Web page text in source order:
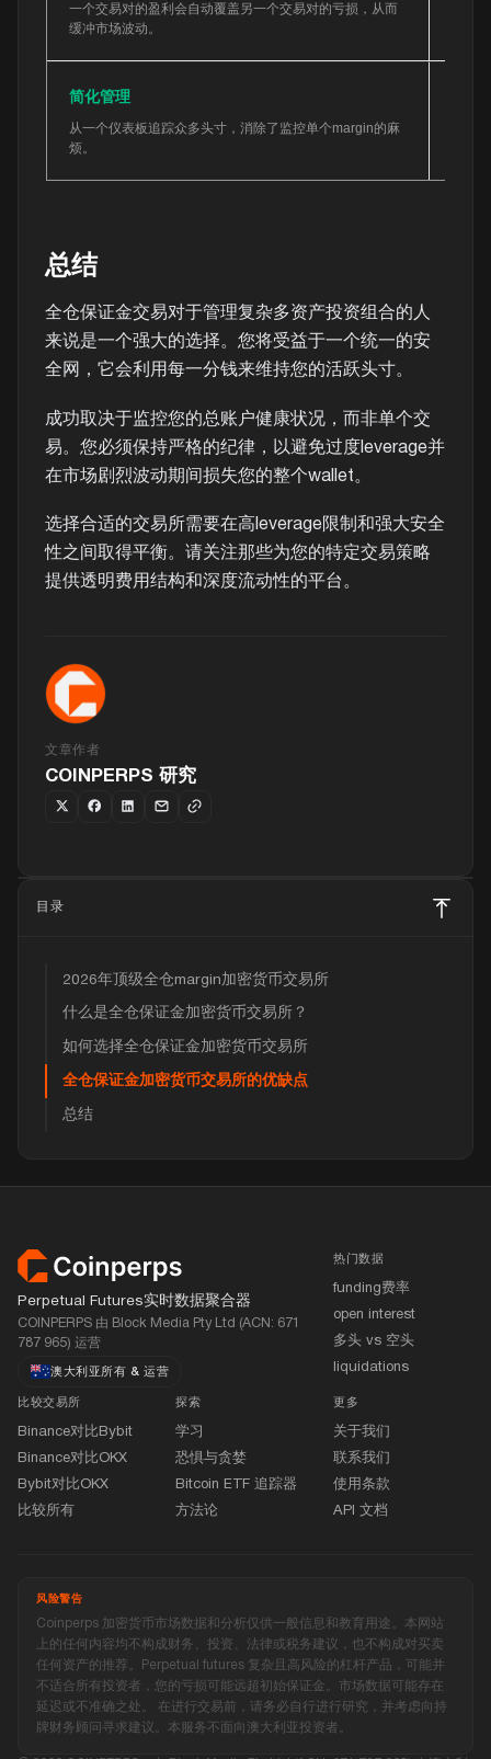
一个交易对的盈利会自动覆盖另一个交易对的亏损，从而
缓冲市场波动。
简化管理
从一个仪表板追踪众多头寸，消除了监控单个margin的麻
烦。
总结
全仓保证金交易对于管理复杂多资产投资组合的人
来说是一个强大的选择。您将受益于一个统一的安
全网，它会利用每一分钱来维持您的活跃头寸。
成功取决于监控您的总账户健康状况，而非单个交
易。您必须保持严格的纪律，以避免过度leverage并
在市场剧烈波动期间损失您的整个wallet。
选择合适的交易所需要在高leverage限制和强大安全
性之间取得平衡。请关注那些为您的特定交易策略
提供透明费用结构和深度流动性的平台。
文章作者
COINPERPS 研究
目录
2026年顶级全仓margin加密货币交易所
什么是全仓保证金加密货币交易所？
如何选择全仓保证金加密货币交易所
全仓保证金加密货币交易所的优缺点
总结
页脚
Perpetual Futures实时数据聚合器
COINPERPS 由 Block Media Pty Ltd (ACN: 671
787 965) 运营
澳大利亚所有 & 运营
热门数据
funding费率
open interest
多头 vs 空头
liquidations
比较交易所
Binance对比Bybit
Binance对比OKX
Bybit对比OKX
比较所有
探索
学习
恐惧与贪婪
Bitcoin ETF 追踪器
方法论
更多
关于我们
联系我们
使用条款
API 文档
风险警告
Coinperps 加密货币市场数据和分析仅供一般信息和教育用途。本网站
上的任何内容均不构成财务、投资、法律或税务建议，也不构成对买卖
任何资产的推荐。Perpetual futures 复杂且高风险的杠杆产品，可能并
不适合所有投资者，您的亏损可能远超初始保证金。市场数据可能存在
延迟或不准确之处。 在进行交易前，请务必自行进行研究，并考虑向持
牌财务顾问寻求建议。本服务不面向澳大利亚投资者。